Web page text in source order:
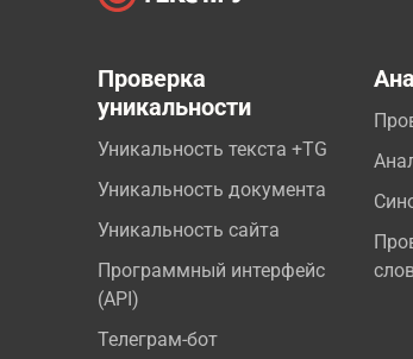
Проверка
уникальности
Уникальность текста +TG
Уникальность документа
Уникальность сайта
Программный интерфейс
(API)
Телеграм-бот